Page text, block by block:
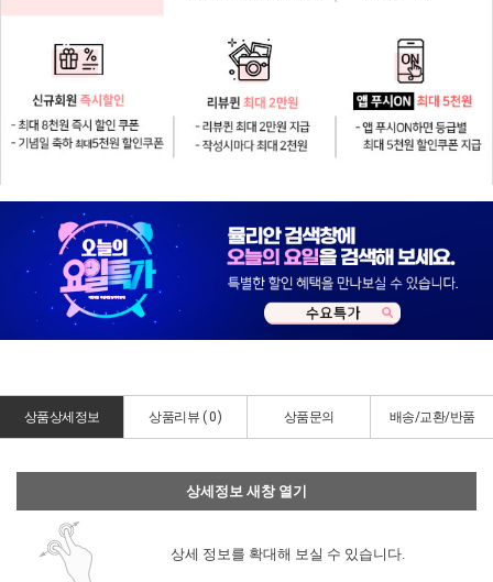
상품상세정보 상품리뷰 ( 0) 상품문의 배송/교환/반품
상세정보 새창 열기
상세 정보를 확대해 보실 수 있습니다.